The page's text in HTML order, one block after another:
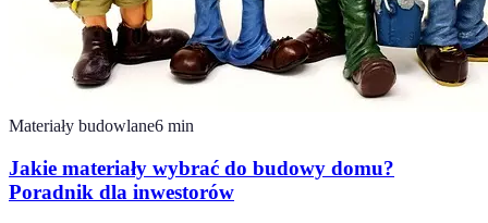
Materiały budowlane6 min
Jakie materiały wybrać do budowy domu?
Poradnik dla inwestorów